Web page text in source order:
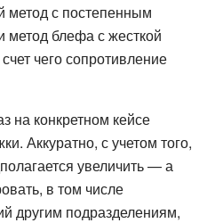
метод с постепенным
метод блефа с жесткой
чего сопротивление
на конкретном кейсе
Аккуратно, с учетом того,
увеличить — а
в том числе
другим подразделениям,